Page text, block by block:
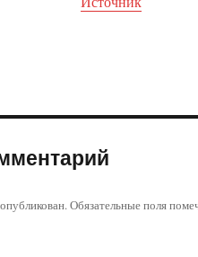
Обязательные поля